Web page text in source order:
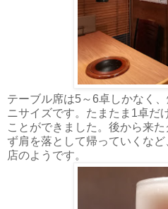
テーブル席は5～6卓しかなく
ニサイズです。たまたま1卓だ
ことができました。後から来
ず肩を落として帰っていくな
店のようです。